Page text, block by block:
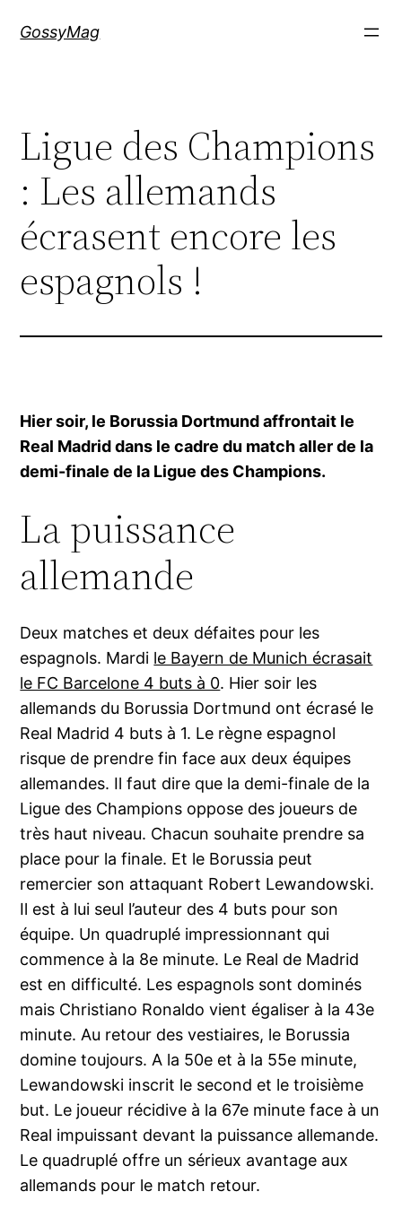
GossyMag
Ligue des Champions
: Les allemands
écrasent encore les
espagnols !
Hier soir, le Borussia Dortmund affrontait le
Real Madrid dans le cadre du match aller de la
demi-finale de la Ligue des Champions.
La puissance
allemande
Deux matches et deux défaites pour les
espagnols. Mardi le Bayern de Munich écrasait
le FC Barcelone 4 buts à 0. Hier soir les
allemands du Borussia Dortmund ont écrasé le
Real Madrid 4 buts à 1. Le règne espagnol
risque de prendre fin face aux deux équipes
allemandes. Il faut dire que la demi-finale de la
Ligue des Champions oppose des joueurs de
très haut niveau. Chacun souhaite prendre sa
place pour la finale. Et le Borussia peut
remercier son attaquant Robert Lewandowski.
Il est à lui seul l’auteur des 4 buts pour son
équipe. Un quadruplé impressionnant qui
commence à la 8e minute. Le Real de Madrid
est en difficulté. Les espagnols sont dominés
mais Christiano Ronaldo vient égaliser à la 43e
minute. Au retour des vestiaires, le Borussia
domine toujours. A la 50e et à la 55e minute,
Lewandowski inscrit le second et le troisième
but. Le joueur récidive à la 67e minute face à un
Real impuissant devant la puissance allemande.
Le quadruplé offre un sérieux avantage aux
allemands pour le match retour.